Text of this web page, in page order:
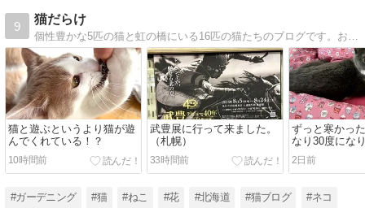
9
猫だらけ
猫と遊ぶというより猫が遊
んでくれている！？
10時間前
武豊展に行って来ました。
（札幌）
33時間前
ずっと寒かっ
なり30度にな
2日前
#ガーデニング #猫 #ねこ #花 #北海道 #猫ブログ #ネコ